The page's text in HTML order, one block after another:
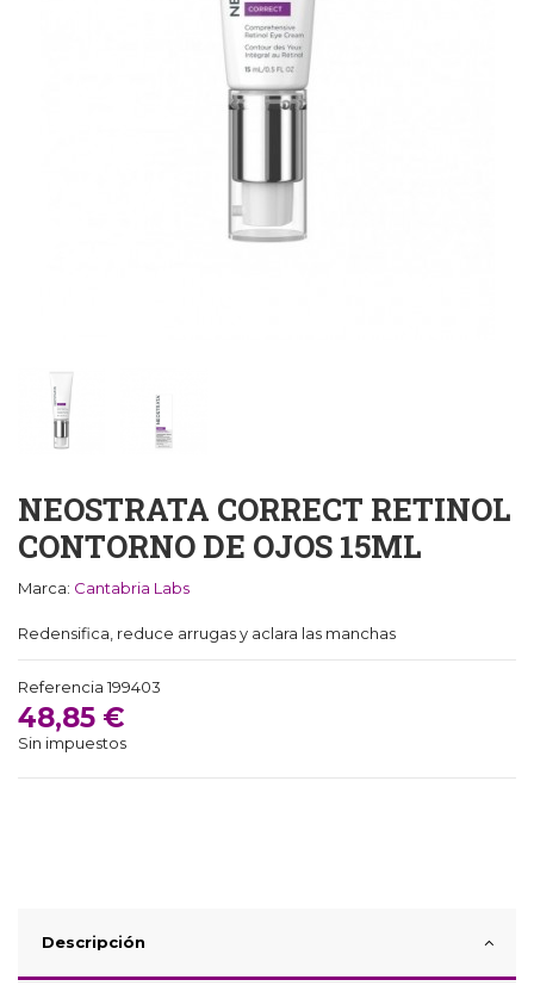
NEOSTRATA CORRECT RETINOL
CONTORNO DE OJOS 15ML
Marca: Cantabria Labs
Redensifica, reduce arrugas y aclara las manchas
Referencia 199403
48,85 €
Sin impuestos
Descripción